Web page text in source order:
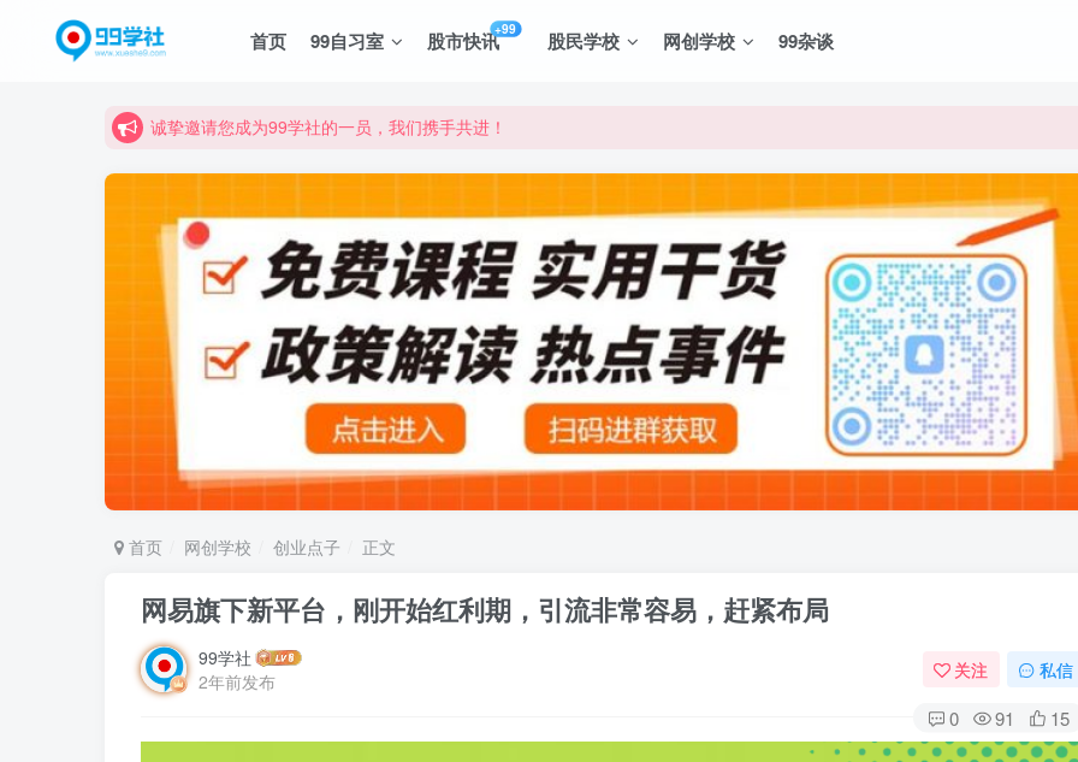
首页 99自习室 股市快讯+99 股民学校 网创学校 99杂谈
诚挚邀请您成为99学社的一员，我们携手共进！
诚挚邀请您成为99学社的一员，我们携手共进！
学习路上不孤独，99学社与你同行！分享全网优质VIP资源，炒股教程、创业教程、网络营销教程、自媒体短视频教程等，长
首页 网创学校 创业点子 正文
网易旗下新平台，刚开始红利期，引流非常容易，赶紧布局
99学社
2年前发布
关注 私信
0 91 15